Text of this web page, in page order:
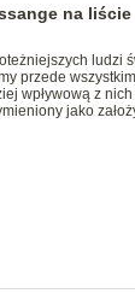
na liście
ludzi
przede
wpływową z nich
jako